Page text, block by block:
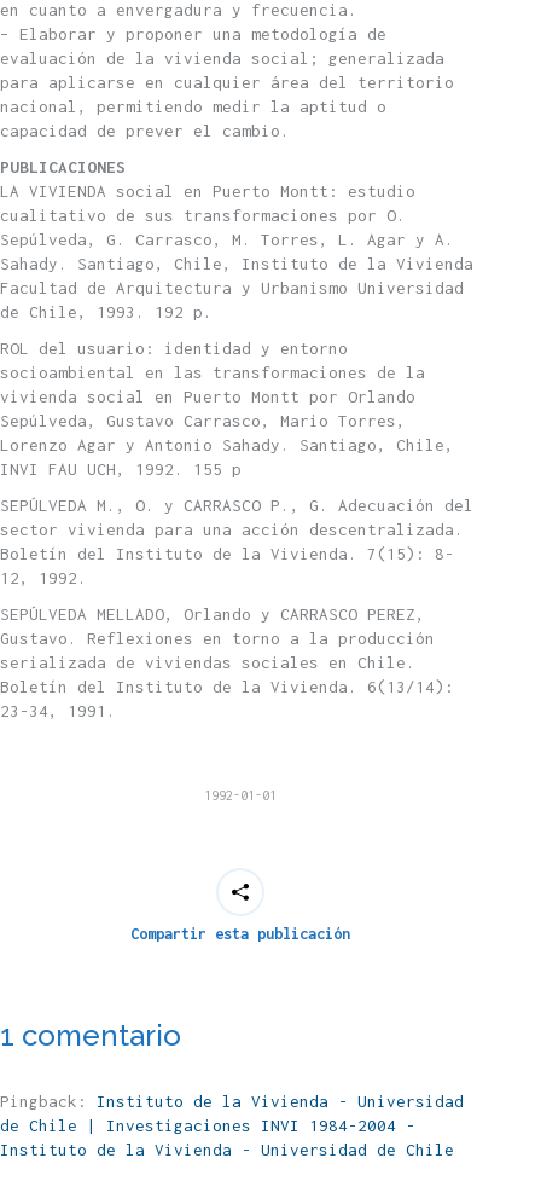
en cuanto a envergadura y frecuencia.
– Elaborar y proponer una metodología de
evaluación de la vivienda social; generalizada
para aplicarse en cualquier área del territorio
nacional, permitiendo medir la aptitud o
capacidad de prever el cambio.
PUBLICACIONES
LA VIVIENDA social en Puerto Montt: estudio
cualitativo de sus transformaciones por O.
Sepúlveda, G. Carrasco, M. Torres, L. Agar y A.
Sahady. Santiago, Chile, Instituto de la Vivienda
Facultad de Arquitectura y Urbanismo Universidad
de Chile, 1993. 192 p.
ROL del usuario: identidad y entorno
socioambiental en las transformaciones de la
vivienda social en Puerto Montt por Orlando
Sepúlveda, Gustavo Carrasco, Mario Torres,
Lorenzo Agar y Antonio Sahady. Santiago, Chile,
INVI FAU UCH, 1992. 155 p
SEPÚLVEDA M., O. y CARRASCO P., G. Adecuación del
sector vivienda para una acción descentralizada.
Boletín del Instituto de la Vivienda. 7(15): 8-
12, 1992.
SEPÚLVEDA MELLADO, Orlando y CARRASCO PEREZ,
Gustavo. Reflexiones en torno a la producción
serializada de viviendas sociales en Chile.
Boletín del Instituto de la Vivienda. 6(13/14):
23-34, 1991.
1992-01-01
Compartir esta publicación
1 comentario
Pingback:
Instituto de la Vivienda - Universidad
de Chile | Investigaciones INVI 1984-2004 -
Instituto de la Vivienda - Universidad de Chile